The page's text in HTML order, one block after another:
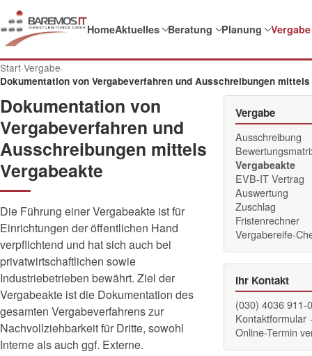
HomeAktuelles Beratung Planung Vergabe
Start·Vergabe·
Dokumentation von Vergabeverfahren und Ausschreibungen
Dokumentation von
Vergabeverfahren und
Ausschreibungen mittels
Vergabeakte
Die Führung einer Vergabeakte ist für
Einrichtungen der öffentlichen Hand
verpflichtend und hat sich auch bei
privatwirtschaftlichen sowie
Industriebetrieben bewährt. Ziel der
Vergabeakte ist die Dokumentation des
gesamten Vergabeverfahrens zur
Nachvollziehbarkeit für Dritte, sowohl
Interne als auch ggf. Externe.
Vergabe
Ausschreibung
Vergabeakte
EVB-IT Vertrag
Auswertung
Zuschlag
Fristenrechner
Vergabereife-
Ihr Kontakt
(030) 4036 911-
Online-Termin